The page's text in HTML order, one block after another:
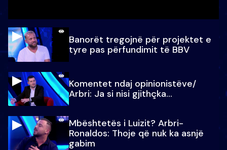
Banorët tregojnë për projektet e
tyre pas përfundimit të BBV
Komentet ndaj opinionistëve/
Arbri: Ja si nisi gjithçka…
Mbështetës i Luizit? Arbri-
Ronaldos: Thoje që nuk ka asnjë
gabim